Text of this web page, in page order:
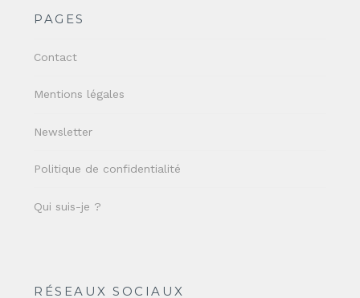
PAGES
Contact
Mentions légales
Newsletter
Politique de confidentialité
Qui suis-je ?
RÉSEAUX SOCIAUX